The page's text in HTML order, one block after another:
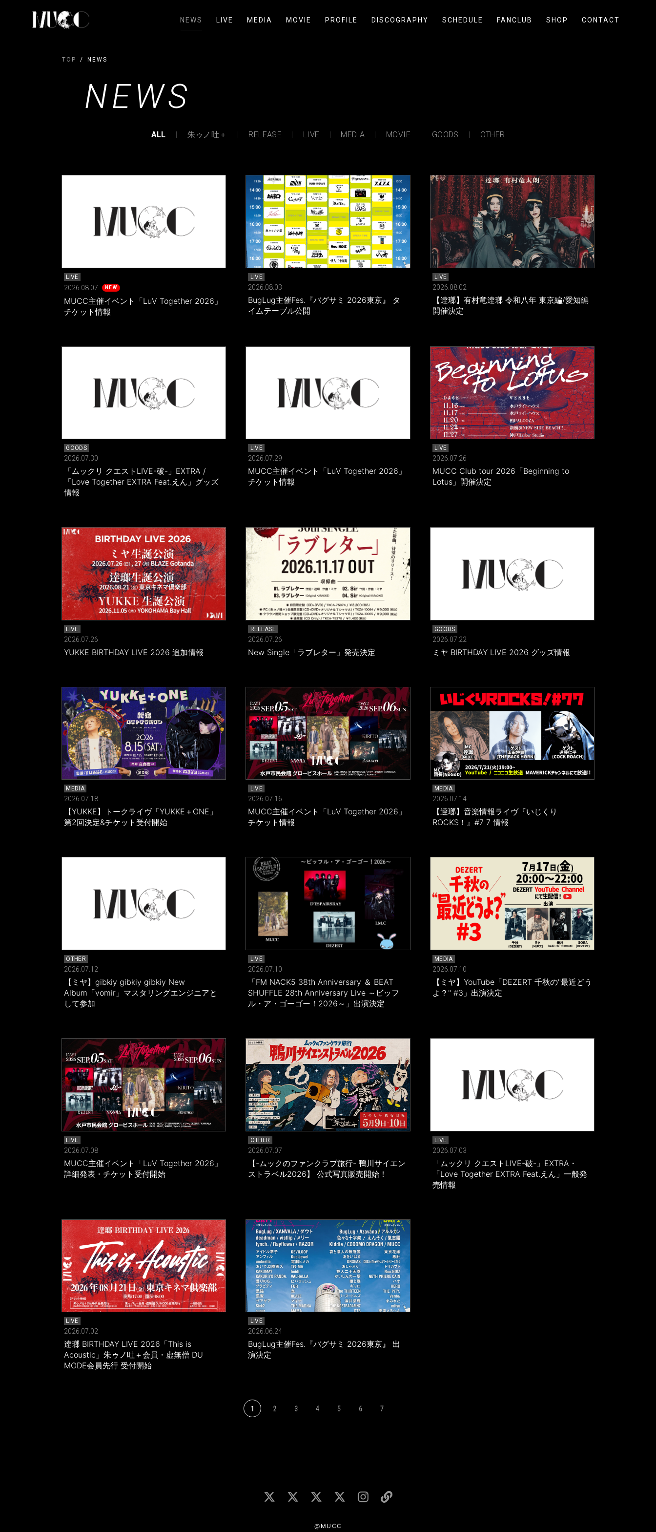
NEWS LIVE MEDIA MOVIE PROFILE DISCOGRAPHY SCHEDULE FANCLUB SHOP CONTACT
TOP NEWS
NEWS
ALL 朱ゥノ吐＋ RELEASE LIVE MEDIA MOVIE GOODS OTHER
LIVE
2026.08.07 NEW
MUCC主催イベント「LuV Together 2026」
チケット情報
LIVE
2026.08.03
BugLug主催Fes.『バグサミ 2026東京』 タ
イムテーブル公開
LIVE
2026.08.02
【逹瑯】有村竜逹瑯 令和八年 東京編/愛知編
開催決定
GOODS
2026.07.30
「ムックリ クエストLIVE-破-」EXTRA /
「Love Together EXTRA Feat.えん」グッズ
情報
LIVE
2026.07.29
MUCC主催イベント「LuV Together 2026」
チケット情報
LIVE
2026.07.26
MUCC Club tour 2026「Beginning to
Lotus」開催決定
LIVE
2026.07.26
YUKKE BIRTHDAY LIVE 2026 追加情報
RELEASE
2026.07.26
New Single「ラブレター」発売決定
GOODS
2026.07.22
ミヤ BIRTHDAY LIVE 2026 グッズ情報
MEDIA
2026.07.18
【YUKKE】トークライヴ「YUKKE＋ONE」
第2回決定&チケット受付開始
LIVE
2026.07.16
MUCC主催イベント「LuV Together 2026」
チケット情報
MEDIA
2026.07.14
【逹瑯】音楽情報ライヴ『いじくり
ROCKS！』#7 7 情報
OTHER
2026.07.12
【ミヤ】gibkiy gibkiy gibkiy New
Album「vomir」マスタリングエンジニアと
して参加
LIVE
2026.07.10
「FM NACK5 38th Anniversary ＆ BEAT
SHUFFLE 28th Anniversary Live ～ビッフ
ル・ア・ゴーゴー！2026～」出演決定
MEDIA
2026.07.10
【ミヤ】YouTube「DEZERT 千秋の"最近どう
よ？" #3」出演決定
LIVE
2026.07.08
MUCC主催イベント「LuV Together 2026」
詳細発表・チケット受付開始
OTHER
2026.07.07
【-ムックのファンクラブ旅行- 鴨川サイエン
ストラベル2026】 公式写真販売開始！
LIVE
2026.07.03
「ムックリ クエストLIVE-破-」EXTRA・
「Love Together EXTRA Feat.えん」一般発
売情報
LIVE
2026.07.02
逹瑯 BIRTHDAY LIVE 2026「This is
Acoustic」朱ゥノ吐＋会員・虚無僧 DU
MODE会員先行 受付開始
LIVE
2026.06.24
BugLug主催Fes.『バグサミ 2026東京』 出
演決定
1 2 3 4 5 6 7
@MUCC